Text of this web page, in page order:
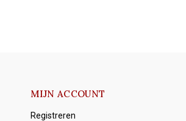
MIJN ACCOUNT
Registreren